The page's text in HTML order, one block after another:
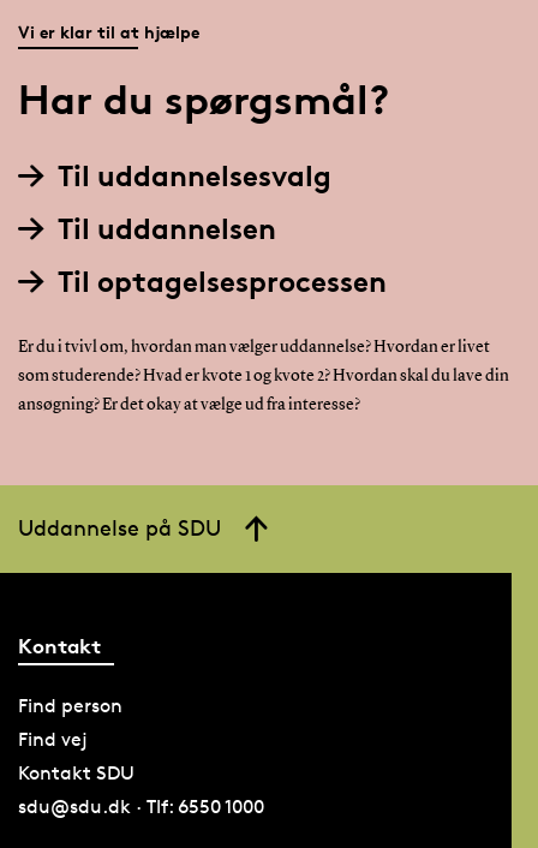
Vi er klar til at hjælpe
Har du spørgsmål?
Til uddannelsesvalg
Til uddannelsen
Til optagelsesprocessen
Er du i tvivl om, hvordan man vælger uddannelse? Hvordan er livet
som studerende? Hvad er kvote 1 og kvote 2? Hvordan skal du lave din
ansøgning? Er det okay at vælge ud fra interesse?
Uddannelse på SDU
Kontakt
Find person
Find vej
Kontakt SDU
sdu@sdu.dk · Tlf: 6550 1000